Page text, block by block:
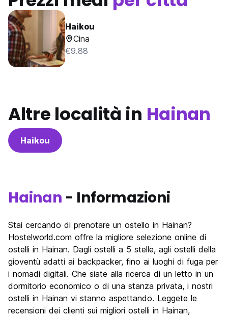
Haikou
Cina
€9.88
Altre località in Hainan
Haikou
Hainan - Informazioni
Stai cercando di prenotare un ostello in Hainan?
Hostelworld.com offre la migliore selezione online di
ostelli in Hainan. Dagli ostelli a 5 stelle, agli ostelli della
gioventù adatti ai backpacker, fino ai luoghi di fuga per
i nomadi digitali. Che siate alla ricerca di un letto in un
dormitorio economico o di una stanza privata, i nostri
ostelli in Hainan vi stanno aspettando. Leggete le
recensioni dei clienti sui migliori ostelli in Hainan,